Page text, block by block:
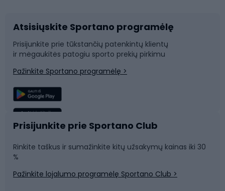
Dviračių dalys
Laipiojimas
Žvejyba
Sportinė medicina
Rogutės ir čiuožynės
Snieglenčių sportas
Plaukimas
Komandinis sportas
Atsisiųskite Sportano programėlę
Prisijunkite prie tūkstančių patenkintų klientų
ir mėgaukitės patogiu sporto prekių pirkimu
Pažinkite Sportano programėlę >
Prisijunkite prie Sportano Club
Rinkite taškus ir sumažinkite kitų užsakymų kainas iki 30
%
Pažinkite lojalumo programėlę Sportano Club >